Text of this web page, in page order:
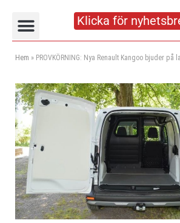
Klicka för
Hem » PROVKÖRNING: Nya Renault Kangoo bjuder på